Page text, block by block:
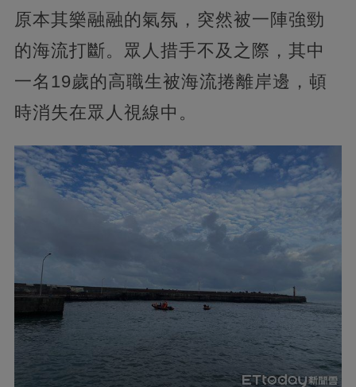
原本其樂融融的氣氛，突然被一陣強勁
的海流打斷。眾人措手不及之際，其中
一名19歲的高職生被海流捲離岸邊，頓
時消失在眾人視線中。